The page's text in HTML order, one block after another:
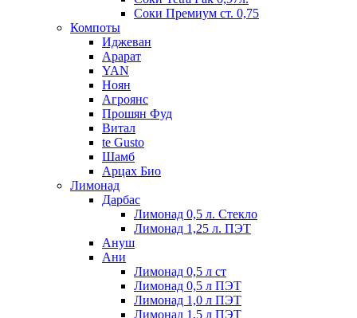
Соки Премиум ст. 0,75
Компоты
Иджеван
Арарат
YAN
Ноян
Агроянс
Прошян Фуд
Витал
te Gusto
Шамб
Арцах Био
Лимонад
Дарбас
Лимонад 0,5 л. Стекло
Лимонад 1,25 л. ПЭТ
Ануш
Ани
Лимонад 0,5 л ст
Лимонад 0,5 л ПЭТ
Лимонад 1,0 л ПЭТ
Лимонад 1,5 л ПЭТ